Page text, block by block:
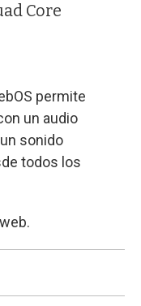
Core
permite
un audio
sonido
todos los